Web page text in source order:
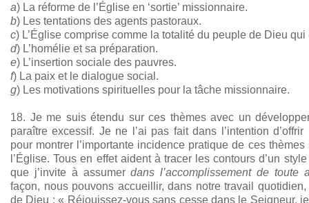
a) La réforme de l’Église en ‘sortie’ missionnaire.
b) Les tentations des agents pastoraux.
c) L’Église comprise comme la totalité du peuple de Dieu
d) L’homélie et sa préparation.
e) L’insertion sociale des pauvres.
f) La paix et le dialogue social.
g) Les motivations spirituelles pour la tâche missionnaire.
18. Je me suis étendu sur ces thèmes avec un
paraître excessif. Je ne l’ai pas fait dans l’intention
pour montrer l’importante incidence pratique de ces
l’Église. Tous en effet aident à tracer les contours d’un
que j’invite à assumerdans l’accomplissement de toute
façon, nous pouvons accueillir, dans notre travail
de Dieu : « Réjouissez-vous sans cesse dans le Seigneur,